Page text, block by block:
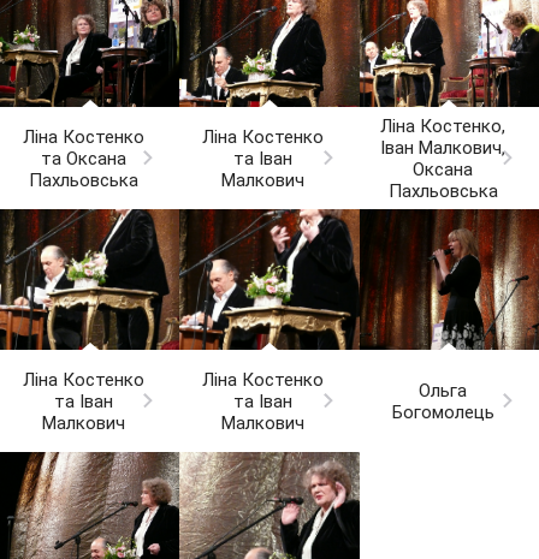
Ліна Костенко
та Оксана
Пахльовська
Ліна Костенко
та Іван
Малкович
Ліна Костенко,
Іван Малкович,
Оксана
Пахльовська
Ліна Костенко
та Іван
Малкович
Ліна Костенко
та Іван
Малкович
Ольга
Богомолець